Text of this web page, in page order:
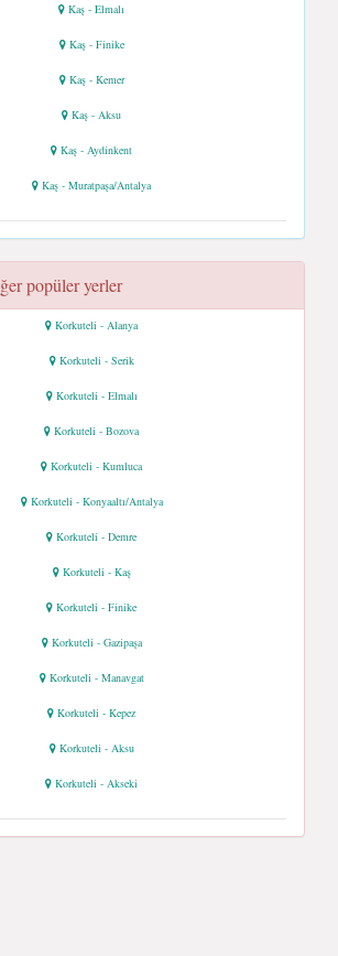
Kaş - Elmalı
Kaş - Finike
Kaş - Kemer
Kaş - Aksu
Kaş - Aydinkent
Kaş - Muratpaşa/Antalya
popüler yerler
Korkuteli - Alanya
Korkuteli - Serik
Korkuteli - Elmalı
Korkuteli - Bozova
Korkuteli - Kumluca
Korkuteli - Konyaaltı/Antalya
Korkuteli - Demre
Korkuteli - Kaş
Korkuteli - Finike
Korkuteli - Gazipaşa
Korkuteli - Manavgat
Korkuteli - Kepez
Korkuteli - Aksu
Korkuteli - Akseki